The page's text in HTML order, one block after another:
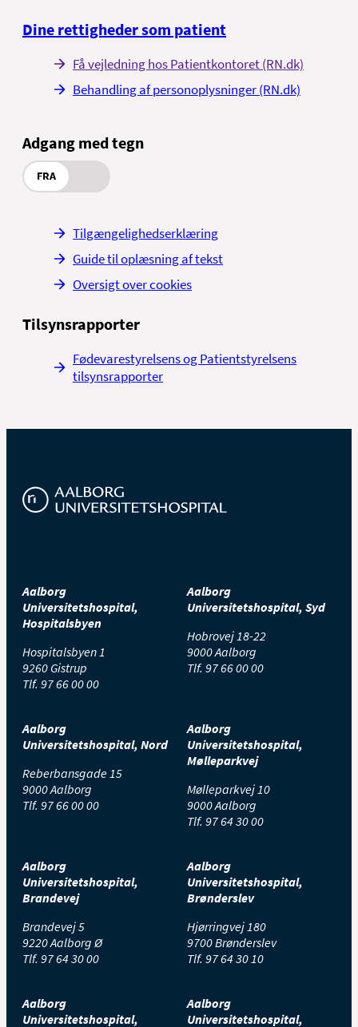
Dine rettigheder som patient
Få vejledning hos Patientkontoret (RN.dk)
Behandling af personoplysninger (RN.dk)
Adgang med tegn
FRA
Tilgængelighedserklæring
Guide til oplæsning af tekst
Oversigt over cookies
Tilsynsrapporter
Fødevarestyrelsens og Patientstyrelsens
tilsynsrapporter
Aalborg
Universitetshospital,
Hospitalsbyen
Hospitalsbyen 1
9260 Gistrup
Tlf. 97 66 00 00
Aalborg
Universitetshospital, Syd
Hobrovej 18-22
9000 Aalborg
Tlf. 97 66 00 00
Aalborg
Universitetshospital, Nord
Reberbansgade 15
9000 Aalborg
Tlf. 97 66 00 00
Aalborg
Universitetshospital,
Mølleparkvej
Mølleparkvej 10
9000 Aalborg
Tlf. 97 64 30 00
Aalborg
Universitetshospital,
Brandevej
Brandevej 5
9220 Aalborg Ø
Tlf. 97 64 30 00
Aalborg
Universitetshospital,
Brønderslev
Hjørringvej 180
9700 Brønderslev
Tlf. 97 64 30 10
Aalborg
Universitetshospital,
Aalborg
Universitetshospital,